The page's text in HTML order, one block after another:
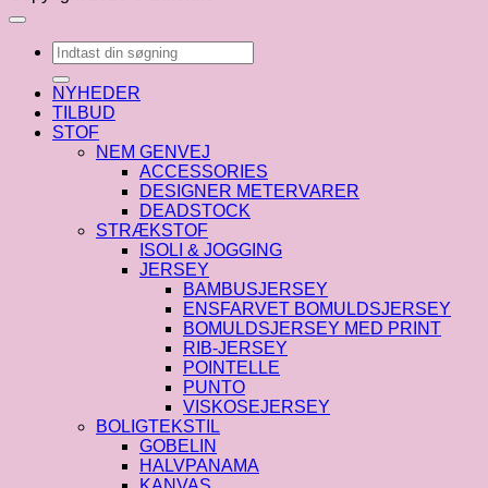
Søg
efter:
NYHEDER
TILBUD
STOF
NEM GENVEJ
ACCESSORIES
DESIGNER METERVARER
DEADSTOCK
STRÆKSTOF
ISOLI & JOGGING
JERSEY
BAMBUSJERSEY
ENSFARVET BOMULDSJERSEY
BOMULDSJERSEY MED PRINT
RIB-JERSEY
POINTELLE
PUNTO
VISKOSEJERSEY
BOLIGTEKSTIL
GOBELIN
HALVPANAMA